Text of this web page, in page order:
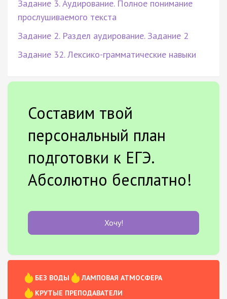
Задание 3. Аудирование. Полное понимание
прослушиваемого текста
Задание 2. Раздел аудирование. Задание 2
Задание 32. Лексико-грамматические навыки
Составим твой
персональный план
подготовки к ЕГЭ.
Абсолютно бесплатно!
Хочу!
БЕЗ ВОДЫ
ЛАМПОВАЯ АТМОСФЕРА
КРУТЫЕ ПРЕПОДАВАТЕЛИ